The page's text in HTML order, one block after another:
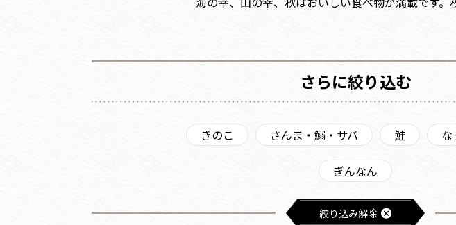
さらに絞り込む
きのこ さんま・鰯・サバ 鮭 な
ぎんなん
絞り込み解除